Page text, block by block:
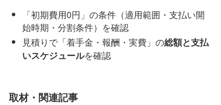
「初期費用0円」の条件（適用範囲・支払い開
始時期・分割条件）を確認
見積りで「着手金・報酬・実費」の総額と支払
いスケジュールを確認
取材・関連記事